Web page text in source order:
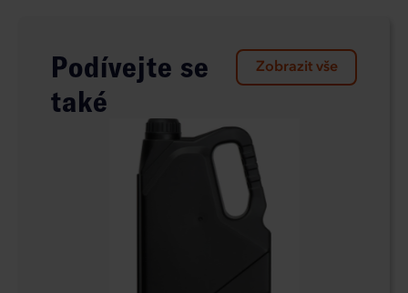
Podívejte se
také
Zobrazit vše